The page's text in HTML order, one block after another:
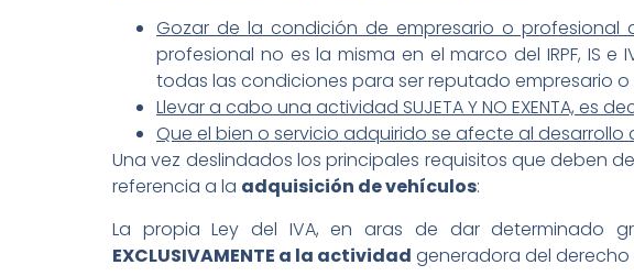
Gozar de la condición de empresario o profesional
profesional no es la misma en el marco del IRPF, IS
todas las condiciones para ser reputado empresario
Llevar a cabo una actividad SUJETA Y NO EXENTA, es
Que el bien o servicio adquirido se afecte al
Una vez deslindados los principales requisitos que deben de
referencia a la adquisición de vehículos:
La propia Ley del IVA, en aras de dar determinado
EXCLUSIVAMENTE a la actividad generadora del derecho